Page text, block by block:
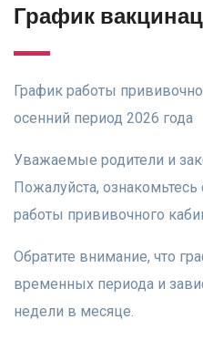
График
График работы
осенний период 2026 года
​Уважаемые родители и
Пожалуйста,
работы прививочного
Обратите внимание, что
временных периода и
недели в месяце.